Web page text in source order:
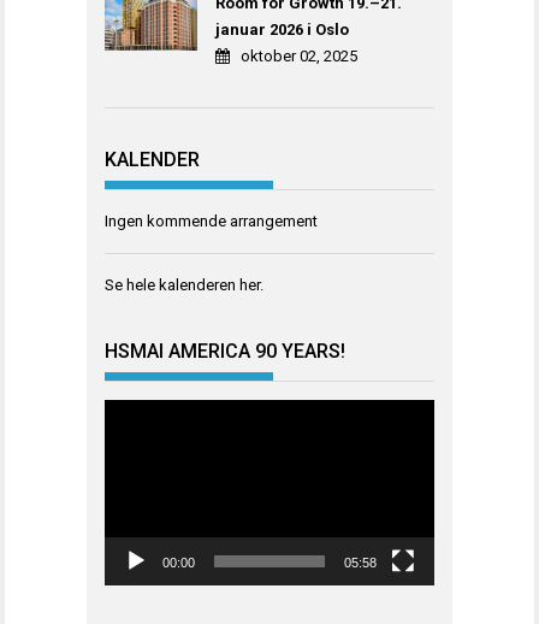
januar 2026 i Oslo
oktober 02, 2025
KALENDER
Ingen kommende arrangement
Se hele kalenderen her.
HSMAI AMERICA 90 YEARS!
00:00 05:58